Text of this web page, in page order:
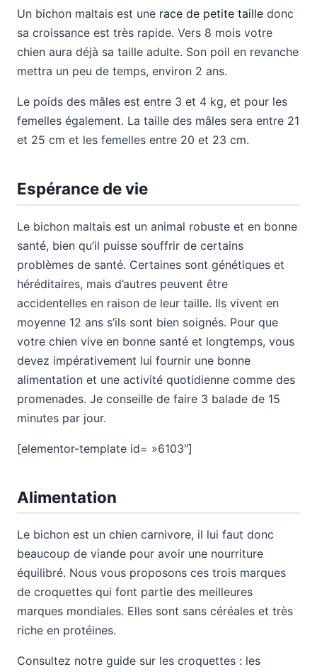
Un bichon maltais est une race de petite taille donc
sa croissance est très rapide. Vers 8 mois votre
chien aura déjà sa taille adulte. Son poil en revanche
mettra un peu de temps, environ 2 ans.
Le poids des mâles est entre 3 et 4 kg, et pour les
femelles également. La taille des mâles sera entre 21
et 25 cm et les femelles entre 20 et 23 cm.
Espérance de vie
Le bichon maltais est un animal robuste et en bonne
santé, bien qu’il puisse souffrir de certains
problèmes de santé. Certaines sont génétiques et
héréditaires, mais d’autres peuvent être
accidentelles en raison de leur taille. Ils vivent en
moyenne 12 ans s’ils sont bien soignés. Pour que
votre chien vive en bonne santé et longtemps, vous
devez impérativement lui fournir une bonne
alimentation et une activité quotidienne comme des
promenades. Je conseille de faire 3 balade de 15
minutes par jour.
[elementor-template id= »6103″]
Alimentation
Le bichon est un chien carnivore, il lui faut donc
beaucoup de viande pour avoir une nourriture
équilibré. Nous vous proposons ces trois marques
de croquettes qui font partie des meilleures
marques mondiales. Elles sont sans céréales et très
riche en protéines.
Consultez notre guide sur les croquettes : les